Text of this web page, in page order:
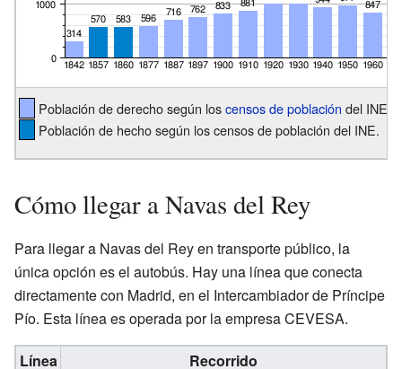
Población de derecho según loscensos de población del INE.
Población de hecho según los censos de población del INE.
Cómo llegar a Navas del Rey
Para llegar a Navas del Rey en transporte público, la
única opción es el autobús. Hay una línea que conecta
directamente con Madrid, en el Intercambiador de Príncipe
Pío. Esta línea es operada por la empresa CEVESA.
Línea Recorrido